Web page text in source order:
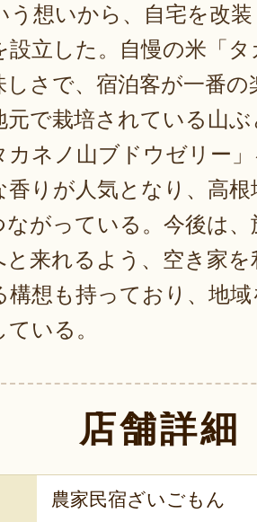
う想いから、自宅を改
設立した。自慢の米「
しさで、宿泊客が一番
元で栽培されている山
カネノ山ブドウゼリー
香りが人気となり、高
ながっている。今後は
と来れるよう、空き家
構想も持っており、地
いる。
店舗詳細
農家民宿ざいごもん